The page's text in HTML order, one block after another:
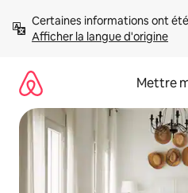
directement
Afficher la langue d'origine
Mettre